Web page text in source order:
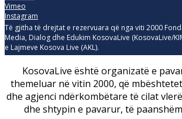
Vimeo
Instagram
Të gjitha të drejtat e rezervuara që nga viti 2000
Media, Dialog dhe Edukim KosovaLive (KosovaLive/
e Lajmeve Kosova Live (AKL).
KosovaLive është organizatë e
themeluar në vitin 2000, që
dhe agjenci ndërkombëtare të cilat
dhe shtypin e pavarur, të